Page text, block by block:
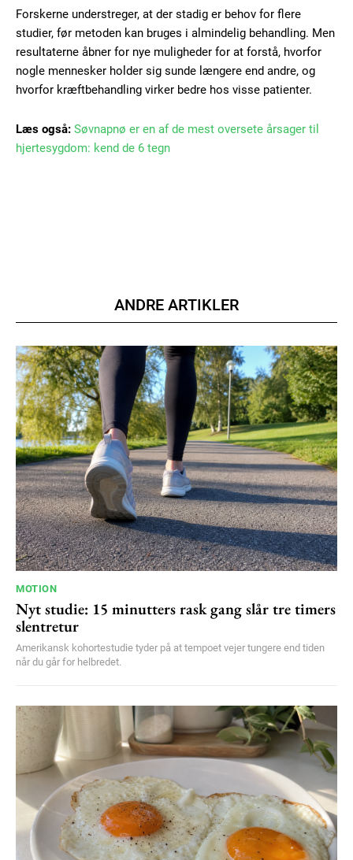
Member full access
Ut mollis pellentesque tortor
Orci varius natoque dolor
YEARLY PRICING MONTHLY PRICING
Forskerne understreger, at der stadig er behov for flere
studier, før metoden kan bruges i almindelig behandling. Men
resultaterne åbner for nye muligheder for at forstå, hvorfor
nogle mennesker holder sig sunde længere end andre, og
hvorfor kræftbehandling virker bedre hos visse patienter.
Læs også: Søvnapnø er en af de mest oversete årsager til
hjertesygdom: kend de 6 tegn
ANDRE ARTIKLER
MOTION
Nyt studie: 15 minutters rask gang slår tre timers
slentretur
Amerikansk kohortestudie tyder på at tempoet vejer tungere end tiden
når du går for helbredet.